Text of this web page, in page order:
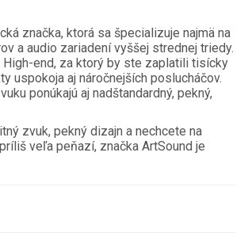
značka, ktorá sa špecializuje najmä na
a audio zariadení vyššej strednej triedy.
High-end, za ktorý by ste zaplatili tisícky
uspokoja aj náročnejších poslucháčov.
ponúkajú aj nadštandardný, pekný,
zvuk, pekný dizajn a nechcete na
veľa peňazí, značka ArtSound je